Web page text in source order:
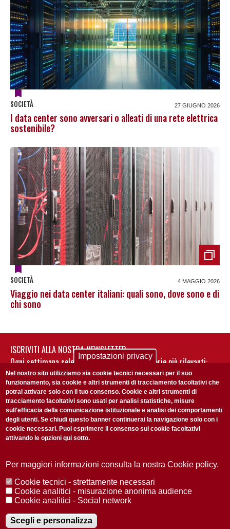
SOCIETÀ 27 GIUGNO 2026
I data center sono avversari o alleati di una rete elettrica
sostenibile?
SOCIETÀ 4 MAGGIO 2026
Viaggio nei data center italiani: quali sono, dove sono e di
chi sono
ISCRIVITI ALLA NOSTRA NEWSLETTER
Ogni settimana selezioniamo per te nostre storie più rilevanti:
non perderti gli aggiornamenti della nostra newsletter
Accetto laPrivacy Policy
Redazione Copyright Privacy
Area stampa
© 2025 Università di Padova
Registrazione presso il Tribunale di Padova n. 2097/2012 del 18 giugno
2012
Impostazioni privacy
Nel nostro sito utilizziamo sia cookie tecnici necessari per il suo
funzionamento, sia cookie e altri strumenti di tracciamento facoltativi che
potrai attivare solo con il tuo consenso. Cookie e altri strumenti di
tracciamento facoltativi sono usati per analisi statistiche, misure
sull'efficacia della comunicazione istituzionale e analisi dei comportamenti
degli utenti. Se chiudi questo banner continuerai la navigazione solo con i
cookie necessari. Puoi esprimere il consenso sui cookie facoltativi
attivando le opzioni qui sotto.
Per maggiori informazioni consulta la nostra Cookie policy.
Cookie tecnici - strettamente necessari
Cookie analitici - misurazione anonima audience
Cookie analitici - Social network
Scegli e personalizza